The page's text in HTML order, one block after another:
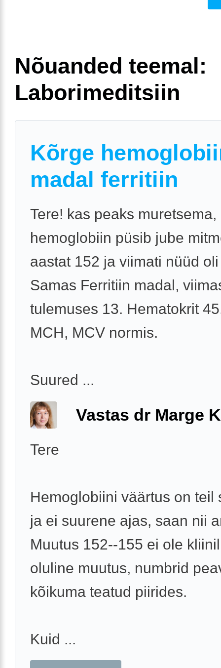
Nõuanded teemal:
Laborimeditsiin
Kõrge
madal ferritiin
Tere! kas peaks muretsema,
hemoglobiin püsib jube
aastat 152 ja viimati nüüd
Samas Ferritiin madal,
tulemuses 13. Hematokrit
MCH, MCV normis.
Suured ...
Vastas dr Marge
Tere
Hemoglobiini väärtus on teil
ja ei suurene ajas, saan nii
Muutus 152--155 ei ole
oluline muutus, numbrid
kõikuma teatud piirides.
Kuid ...